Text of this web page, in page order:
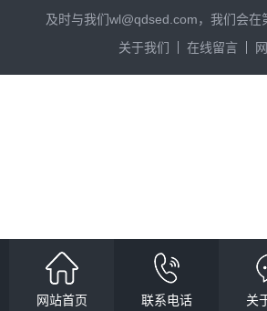
及时与我们wl@qdsed.com，我们会在
关于我们
在线留言
网站首页 联系电话 关